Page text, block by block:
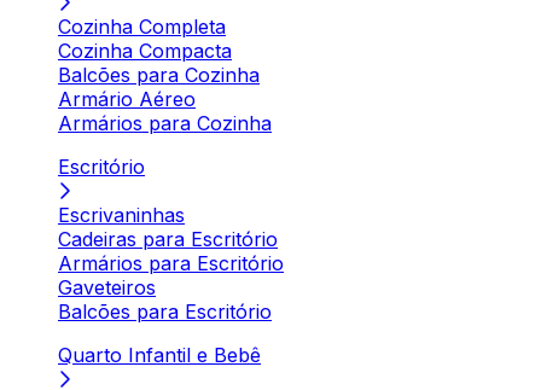
Cozinha Completa
Cozinha Compacta
Balcões para Cozinha
Armário Aéreo
Armários para Cozinha
Escritório
Escrivaninhas
Cadeiras para Escritório
Armários para Escritório
Gaveteiros
Balcões para Escritório
Quarto Infantil e Bebê